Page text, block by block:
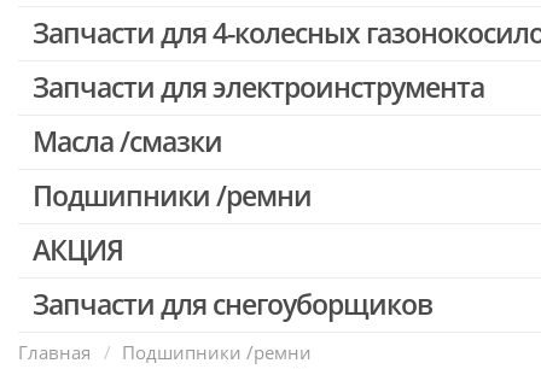
Запчасти для 4-колесных
Запчасти для электроинструмента
Двигатели, редукторы для шуруповертов
Выключатели, переключатели
Запчасти для перфораторов и отбойных молотков
Запчасти для УШМ (болгарок)
Масла /смазки
Подшипники /ремни
АКЦИЯ
Скидка 50%
Запчасти для снегоуборщиков
Главная Подшипники /ремни